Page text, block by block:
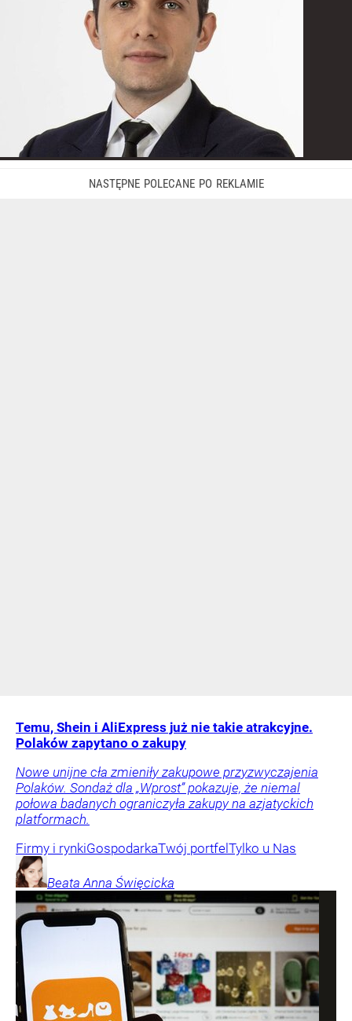
Temu, Shein i AliExpress już nie takie atrakcyjne.
Polaków zapytano o zakupy
Nowe unijne cła zmieniły zakupowe przyzwyczajenia
Polaków. Sondaż dla „Wprost” pokazuje, że niemal
połowa badanych ograniczyła zakupy na azjatyckich
platformach.
Firmy i rynkiGospodarkaTwój portfelTylko u Nas
Beata Anna Święcicka